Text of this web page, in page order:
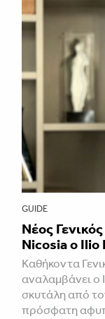
GUIDE
Νέος
Nicosia ο Ilio
Καθήκοντα
αναλαμβάνει ο
σκυτάλη από
πρόσφατη